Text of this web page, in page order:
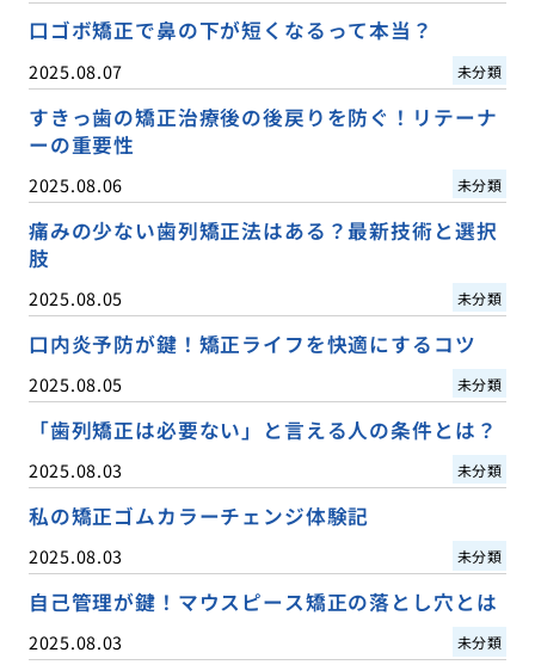
口ゴボ矯正で鼻の下が短くなるって本当？
2025.08.07 未分類
すきっ歯の矯正治療後の後戻りを防ぐ！リテーナ
ーの重要性
2025.08.06 未分類
痛みの少ない歯列矯正法はある？最新技術と選択
肢
2025.08.05 未分類
口内炎予防が鍵！矯正ライフを快適にするコツ
2025.08.05 未分類
「歯列矯正は必要ない」と言える人の条件とは？
2025.08.03 未分類
私の矯正ゴムカラーチェンジ体験記
2025.08.03 未分類
自己管理が鍵！マウスピース矯正の落とし穴とは
2025.08.03 未分類